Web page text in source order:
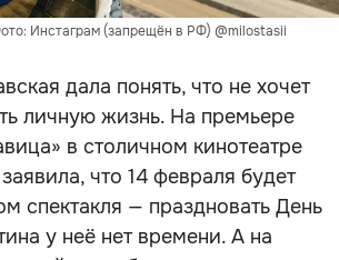
Инстаграм (запрещён в РФ) @milostasii
дала понять, что не хочет
личную жизнь. На премьере
в столичном кинотеатре
что 14 февраля будет
спектакля — праздновать День
у неё нет времени. А на